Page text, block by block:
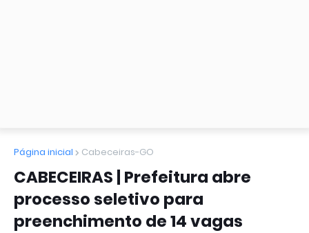
Página inicial Cabeceiras-GO
CABECEIRAS | Prefeitura abre
processo seletivo para
preenchimento de 14 vagas